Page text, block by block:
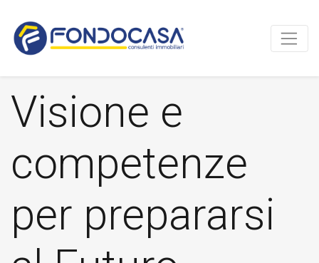
Visione e
competenze
per prepararsi